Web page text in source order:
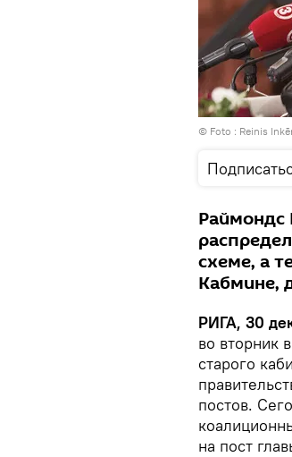
© Foto : Reinis
Раймондс
схеме, а
Кабмине,
РИГА, 30
во вторник
старого
постов.
на пост